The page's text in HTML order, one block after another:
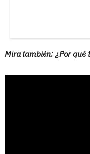
Mira también: ¿Por qué